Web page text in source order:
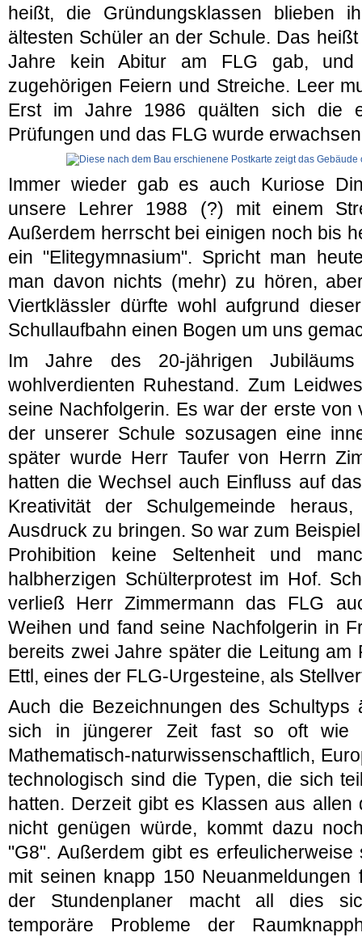
heißt, die Gründungsklassen blieben
ältesten Schüler an der Schule. Das
Jahre kein Abitur am FLG gab, und
zugehörigen Feiern und Streiche. Leer
Erst im Jahre 1986 quälten sich die
Prüfungen und das FLG wurde
Immer wieder gab es auch Kuriose
unsere Lehrer 1988 (?) mit einem
Außerdem herrscht bei einigen noch bis
ein "Elitegymnasium". Spricht man
man davon nichts (mehr) zu hören,
Viertklässler dürfte wohl aufgrund
Schullaufbahn einen Bogen um uns
Im Jahre des 20-jährigen
wohlverdienten Ruhestand. Zum
seine Nachfolgerin. Es war der erste von
der unserer Schule sozusagen eine
später wurde Herr Taufer von Herrn
hatten die Wechsel auch Einfluss auf
Kreativität der Schulgemeinde
Ausdruck zu bringen. So war zum
Prohibition keine Seltenheit und
halbherzigen Schülterprotest im Hof.
verließ Herr Zimmermann das FLG
Weihen und fand seine Nachfolgerin in
bereits zwei Jahre später die Leitung
Ettl, eines der FLG-Urgesteine, als
Auch die Bezeichnungen des Schultyps
sich in jüngerer Zeit fast so oft wie
Mathematisch-naturwissenschaftlich,
technologisch sind die Typen, die sich
hatten. Derzeit gibt es Klassen aus
nicht genügen würde, kommt dazu
"G8". Außerdem gibt es
mit seinen knapp 150 Neuanmeldungen
der Stundenplaner macht all dies
temporäre Probleme der